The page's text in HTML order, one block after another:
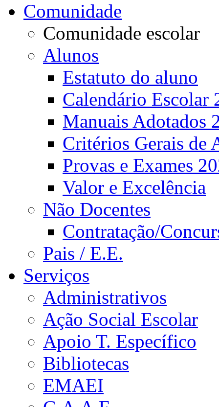
Comunidade
Comunidade escolar
Alunos
Estatuto do aluno
Calendário Escolar
Manuais Adotados
Critérios Gerais de
Provas e Exames
Valor e Excelência
Não Docentes
Contratação/
Pais / E.E.
Serviços
Administrativos
Ação Social Escolar
Apoio T. Específico
Bibliotecas
EMAEI